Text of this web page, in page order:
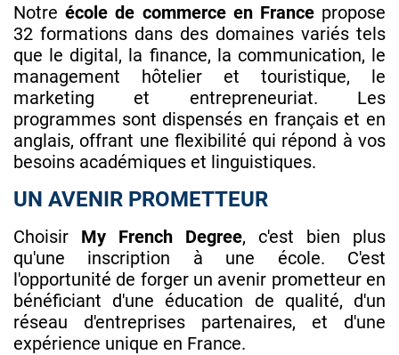
Notreécole de commerce en Francepropose
32 formations dans des domaines variés tels
que le digital, la finance, la communication, le
management hôtelier et touristique, le
marketing et entrepreneuriat. Les
programmes sont dispensés en français et en
anglais, offrant une flexibilité qui répond à vos
besoins académiques et linguistiques.
UN AVENIR PROMETTEUR
Choisir My French Degree, c'est bien plus
qu'une inscription à une école. C'est
l'opportunité de forger un avenir prometteur en
bénéficiant d'une éducation de qualité, d'un
réseau d'entreprises partenaires, et d'une
expérience unique en France.